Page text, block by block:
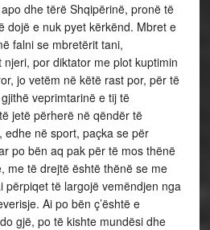
dhe tërë Shqipërinë, pronë të
dojë e nuk pyet kërkënd. Mbret e
falni se mbretërit tani,
por diktator me plot kuptimin
jo vetëm në këtë rast por, për të
veprimtarinë e tij të
jetë përherë në qëndër të
edhe në sport, paçka se për
po bën aq pak për të mos thënë
me të drejtë është thënë se me
përpiqet të largojë vemëndjen nga
Ai po bën ç’është e
gjë, po të kishte mundësi dhe